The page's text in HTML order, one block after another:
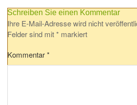
Schreiben Sie einen Kommentar
Ihre E-Mail-Adresse wird nicht
Felder sind mit* markiert
Kommentar*